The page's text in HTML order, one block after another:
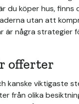
du köper hus,
utan att
är några strategier
offerter
kanske viktigaste
från olika